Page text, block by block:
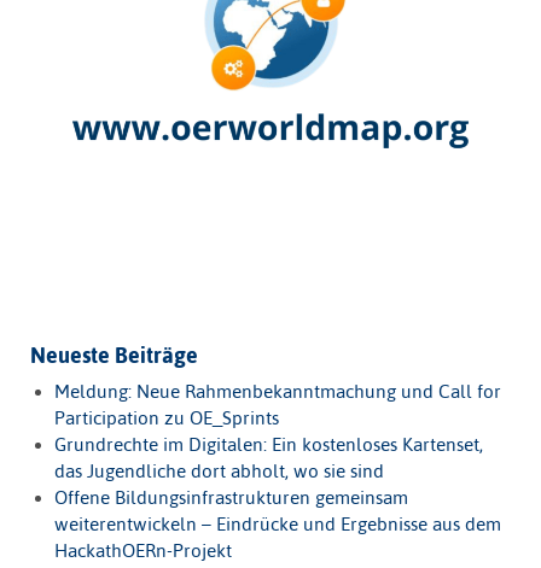
Neueste Beiträge
Meldung: Neue Rahmenbekanntmachung und Call for
Participation zu OE_Sprints
Grundrechte im Digitalen: Ein kostenloses Kartenset,
das Jugendliche dort abholt, wo sie sind
Offene Bildungsinfrastrukturen gemeinsam
weiterentwickeln – Eindrücke und Ergebnisse aus dem
HackathOERn-Projekt